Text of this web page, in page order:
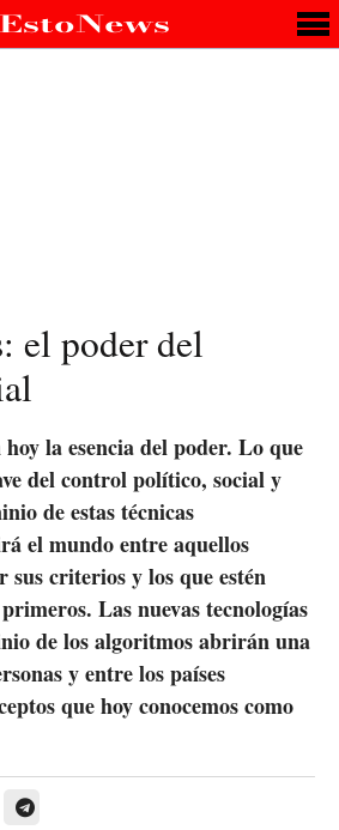
el poder del
la esencia del poder. Lo que
del control político, social y
de estas técnicas
el mundo entre aquellos
sus criterios y los que estén
Las nuevas tecnologías
de los algoritmos abrirán una
y entre los países
que hoy conocemos como